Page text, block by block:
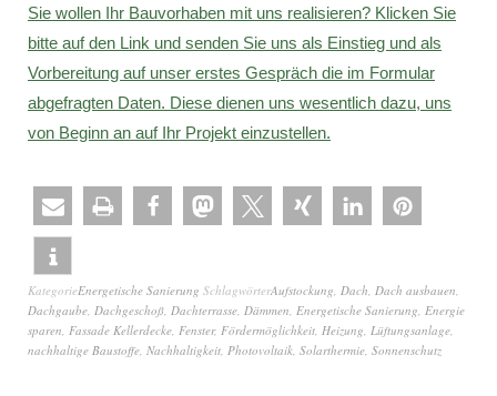
Sie wollen Ihr Bauvorhaben mit uns realisieren? Klicken Sie
bitte auf den Link und senden Sie uns als Einstieg und als
Vorbereitung auf unser erstes Gespräch die im Formular
abgefragten Daten. Diese dienen uns wesentlich dazu, uns
von Beginn an auf Ihr Projekt einzustellen.
KategorieEnergetische Sanierung SchlagwörterAufstockung, Dach, Dach ausbauen,
Dachgaube, Dachgeschoß, Dachterrasse, Dämmen, Energetische Sanierung, Energie
sparen, Fassade Kellerdecke, Fenster, Fördermöglichkeit, Heizung, Lüftungsanlage,
nachhaltige Baustoffe, Nachhaltigkeit, Photovoltaik, Solarthermie, Sonnenschutz